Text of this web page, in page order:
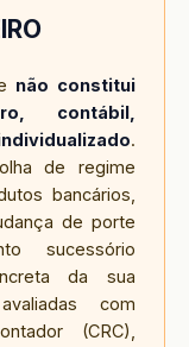
não constitui
contábil,
.
de regime
bancários,
de porte
sucessório
da sua
com
(CRC),